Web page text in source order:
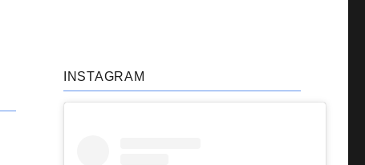
INSTAGRAM